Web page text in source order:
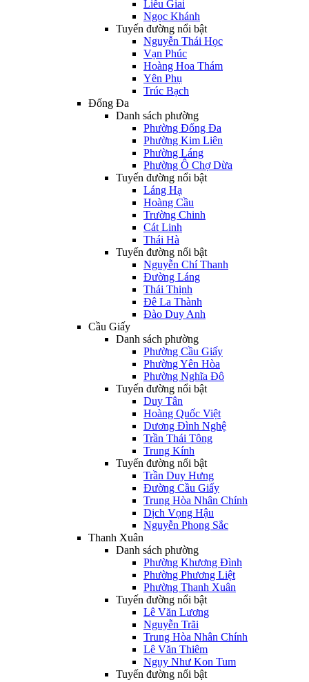
Liễu Giai
Ngọc Khánh
Tuyến đường nổi bật
Nguyễn Thái Học
Vạn Phúc
Hoàng Hoa Thám
Yên Phụ
Trúc Bạch
Đống Đa
Danh sách phường
Phường Đống Đa
Phường Kim Liên
Phường Láng
Phường Ô Chợ Dừa
Tuyến đường nổi bật
Láng Hạ
Hoàng Cầu
Trường Chinh
Cát Linh
Thái Hà
Tuyến đường nổi bật
Nguyễn Chí Thanh
Đường Láng
Thái Thịnh
Đê La Thành
Đào Duy Anh
Cầu Giấy
Danh sách phường
Phường Cầu Giấy
Phường Yên Hòa
Phường Nghĩa Đô
Tuyến đường nổi bật
Duy Tân
Hoàng Quốc Việt
Dương Đình Nghệ
Trần Thái Tông
Trung Kính
Tuyến đường nổi bật
Trần Duy Hưng
Đường Cầu Giấy
Trung Hòa Nhân Chính
Dịch Vọng Hậu
Nguyễn Phong Sắc
Thanh Xuân
Danh sách phường
Phường Khương Đình
Phường Phương Liệt
Phường Thanh Xuân
Tuyến đường nổi bật
Lê Văn Lương
Nguyễn Trãi
Trung Hòa Nhân Chính
Lê Văn Thiêm
Ngụy Như Kon Tum
Tuyến đường nổi bật